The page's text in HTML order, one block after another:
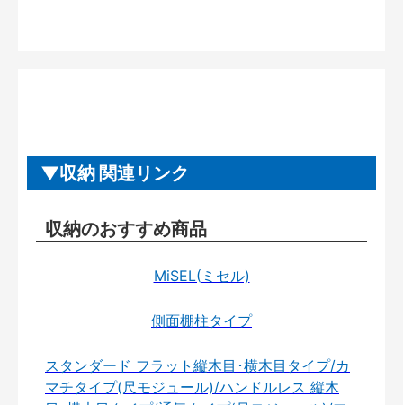
収納 関連リンク
収納のおすすめ商品
MiSEL(ミセル)
側面棚柱タイプ
スタンダード フラット縦木目･横木目タイプ/カ
マチタイプ(尺モジュール)/ハンドルレス 縦木